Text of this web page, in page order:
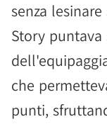
senza
Story
che
punti,